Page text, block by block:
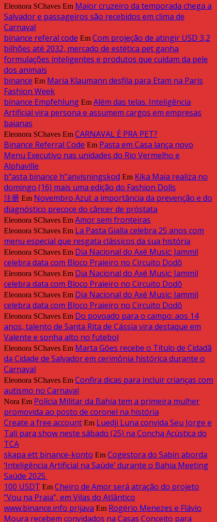
Eleonora SChaves Em Maior cruzeiro da temporada chega a
Salvador e passageiros são recebidos em clima de
Carnaval
binance referal code Em Com projeção de atingir USD 3,2
bilhões até 2032, mercado de estética pet ganha
formulações inteligentes e produtos que cuidam da pele
dos animais
binance Em Maria Klaumann desfila para Etam na Paris
Fashion Week
binance Empfehlung Em Além das telas. Inteligência
Artificial vira persona e assumem cargos em empresas
baianas
Eleonora SChaves Em CARNAVAL É PRA PET?
Binance Referral Code Em Pasta em Casa lança novo
Menu Executivo nas unidades do Rio Vermelho e
Alphaville
b"asta binance h"anvisningskod Em Kika Maia realiza no
domingo (16) mais uma edição do Fashion Dolls
注册 Em Novembro Azul: a importância da prevenção e do
diagnóstico precoce do câncer de próstata
Eleonora SChaves Em Amor sem fronteiras
Eleonora SChaves Em La Pasta Gialla celebra 25 anos com
menu especial que resgata clássicos da sua história
Eleonora SChaves Em Dia Nacional do Axé Music: Jammil
celebra data com Bloco Praieiro no Circuito Dodô
Eleonora SChaves Em Dia Nacional do Axé Music: Jammil
celebra data com Bloco Praieiro no Circuito Dodô
Eleonora SChaves Em Dia Nacional do Axé Music: Jammil
celebra data com Bloco Praieiro no Circuito Dodô
Eleonora SChaves Em Do povoado para o campo: aos 14
anos, talento de Santa Rita de Cássia vira destaque em
Valente e sonha alto no futebol
Eleonora SChaves Em Marta Góes recebe o Título de Cidadã
da Cidade de Salvador em cerimônia histórica durante o
Carnaval
Eleonora SChaves Em Confira dicas para incluir crianças com
autismo no Carnaval
Nora Em Polícia Militar da Bahia tem a primeira mulher
promovida ao posto de coronel na história
Create a free account Em Luedji Luna convida Seu Jorge e
Tali para show neste sábado (25) na Concha Acústica do
TCA
skapa ett binance-konto Em Cogestora do Sabin aborda
‘Inteligência Artificial na Saúde’ durante o Bahia Meeting
Saúde 2025
100 USDT Em Cheiro de Amor será atração do projeto
“Vou na Praia”, em Vilas do Atlântico
www.binance.info prijava Em Rogério Menezes e Flávio
Moura recebem convidados na Casas Conceito para